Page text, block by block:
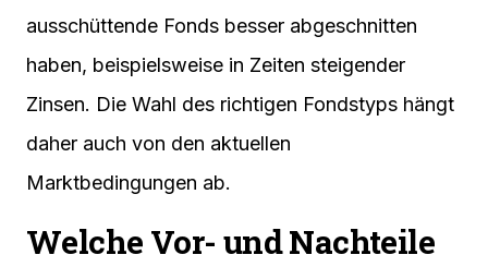
ausschüttende Fonds besser abgeschnitten
haben, beispielsweise in Zeiten steigender
Zinsen. Die Wahl des richtigen Fondstyps hängt
daher auch von den aktuellen
Marktbedingungen ab.
Welche Vor- und Nachteile